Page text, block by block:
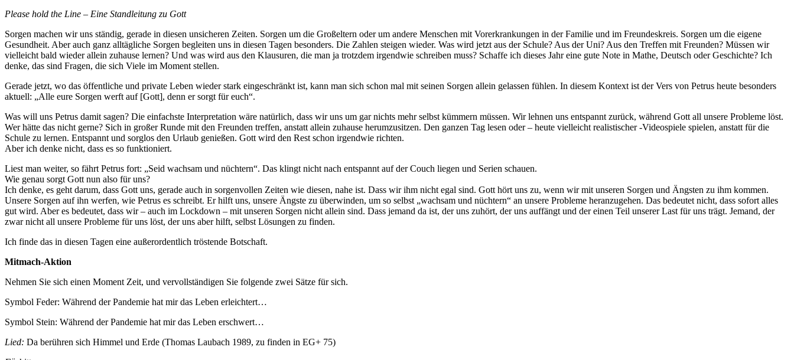
Please hold the Line – Eine Standleitung zu Gott
Sorgen machen wir uns ständig, gerade in diesen unsicheren Zeiten. Sorgen um die Großeltern oder um andere Menschen mit Vorerkrankungen in der Familie und im Freundeskreis. Sorgen um die eigene
Gesundheit. Aber auch ganz alltägliche Sorgen begleiten uns in diesen Tagen besonders. Die Zahlen steigen wieder. Was wird jetzt aus der Schule? Aus der Uni? Aus den Treffen mit Freunden? Müssen wir
vielleicht bald wieder allein zuhause lernen? Und was wird aus den Klausuren, die man ja trotzdem irgendwie schreiben muss? Schaffe ich dieses Jahr eine gute Note in Mathe, Deutsch oder Geschichte? Ich
denke, das sind Fragen, die sich Viele im Moment stellen.
Gerade jetzt, wo das öffentliche und private Leben wieder stark eingeschränkt ist, kann man sich schon mal mit seinen Sorgen allein gelassen fühlen. In diesem Kontext ist der Vers von Petrus heute besonders
aktuell: „Alle eure Sorgen werft auf [Gott], denn er sorgt für euch“.
Was will uns Petrus damit sagen? Die einfachste Interpretation wäre natürlich, dass wir uns um gar nichts mehr selbst kümmern müssen. Wir lehnen uns entspannt zurück, während Gott all unsere Probleme löst.
Wer hätte das nicht gerne? Sich in großer Runde mit den Freunden treffen, anstatt allein zuhause herumzusitzen. Den ganzen Tag lesen oder – heute vielleicht realistischer -Videospiele spielen, anstatt für die
Schule zu lernen. Entspannt und sorglos den Urlaub genießen. Gott wird den Rest schon irgendwie richten.
Aber ich denke nicht, dass es so funktioniert.
Liest man weiter, so fährt Petrus fort: „Seid wachsam und nüchtern“. Das klingt nicht nach entspannt auf der Couch liegen und Serien schauen.
Wie genau sorgt Gott nun also für uns?
Ich denke, es geht darum, dass Gott uns, gerade auch in sorgenvollen Zeiten wie diesen, nahe ist. Dass wir ihm nicht egal sind. Gott hört uns zu, wenn wir mit unseren Sorgen und Ängsten zu ihm kommen.
Unsere Sorgen auf ihn werfen, wie Petrus es schreibt. Er hilft uns, unsere Ängste zu überwinden, um so selbst „wachsam und nüchtern“ an unsere Probleme heranzugehen. Das bedeutet nicht, dass sofort alles
gut wird. Aber es bedeutet, dass wir – auch im Lockdown – mit unseren Sorgen nicht allein sind. Dass jemand da ist, der uns zuhört, der uns auffängt und der einen Teil unserer Last für uns trägt. Jemand, der
zwar nicht all unsere Probleme für uns löst, der uns aber hilft, selbst Lösungen zu finden.
Ich finde das in diesen Tagen eine außerordentlich tröstende Botschaft.
Mitmach-Aktion
Nehmen Sie sich einen Moment Zeit, und vervollständigen Sie folgende zwei Sätze für sich.
Symbol Feder: Während der Pandemie hat mir das Leben erleichtert…
Symbol Stein: Während der Pandemie hat mir das Leben erschwert…
Lied: Da berühren sich Himmel und Erde (Thomas Laubach 1989, zu finden in EG+ 75)